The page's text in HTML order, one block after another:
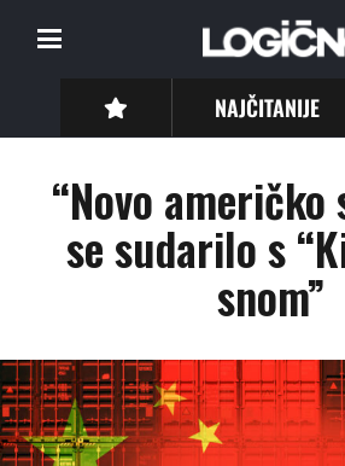
NAJČITANIJE
“Novo američko
se sudarilo s
snom”